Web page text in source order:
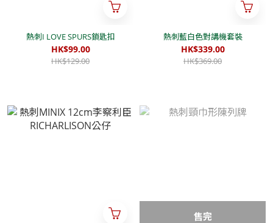
熱刺I LOVE SPURS鎖匙扣
HK$99.00
HK$129.00
熱刺藍白色對講機套裝
HK$339.00
HK$369.00
售完